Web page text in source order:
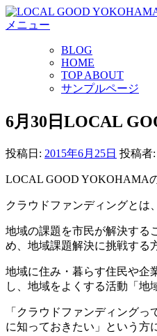
コ
ン
キ
ッ
メニュー
BLOG
HOME
TOP ABOUT
サンプルページ
6月30日LOCAL
投稿日: 2015年6月25日 投稿者:
LOCAL GOOD YOKOHAMA
クラウドファンディングとは
地域の課題を市民が解決する
め、地域課題解決に挑戦する
地域に住み・暮らす住民や企
し、地域をよくする活動「地
「クラウドファンディング
に知っておきたい」という方